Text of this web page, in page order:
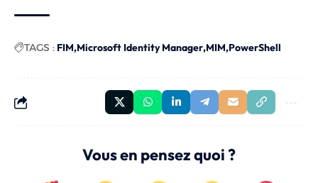
TAGS : FIM Microsoft Identity Manager MIM PowerShell
Vous en pensez quoi ?